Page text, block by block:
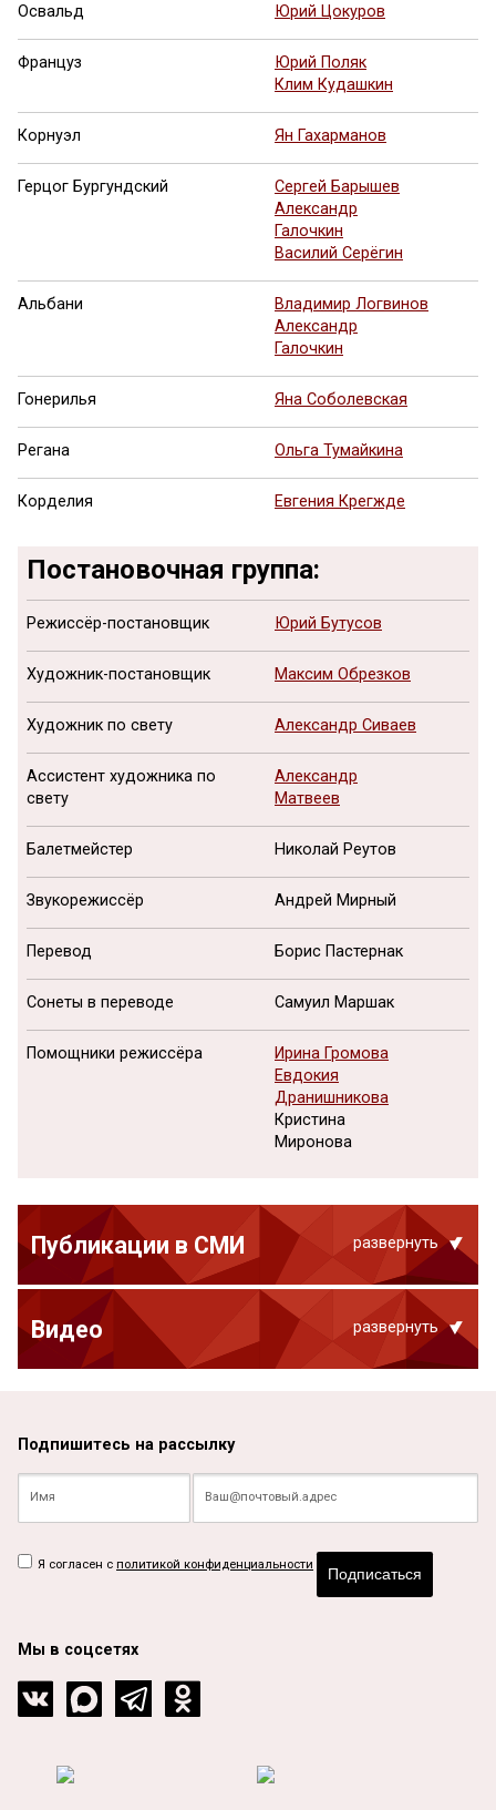
Освальд Юрий Цокуров
Француз
Юрий Поляк
Клим Кудашкин
Корнуэл Ян Гахарманов
Герцог Бургундский
Сергей Барышев
Александр
Галочкин
Василий Серёгин
Альбани
Владимир Логвинов
Александр
Галочкин
Гонерилья Яна Соболевская
Регана Ольга Тумайкина
Корделия Евгения Крегжде
Постановочная группа:
Режиссёр-постановщик Юрий Бутусов
Художник-постановщик Максим Обрезков
Художник по свету Александр Сиваев
Ассистент художника по
свету
Александр
Матвеев
Балетмейстер Николай Реутов
Звукорежиссёр Андрей Мирный
Перевод Борис Пастернак
Сонеты в переводе Самуил Маршак
Помощники режиссёра
Ирина Громова
Евдокия
Дранишникова
Кристина
Миронова
Публикации в СМИ развернуть
Видео развернуть
Подпишитесь на рассылку
Я согласен с политикой конфиденциальности
Подписаться
Мы в соцсетях